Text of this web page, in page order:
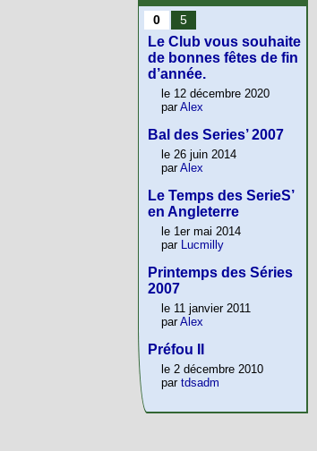
0 5
Le Club vous souhaite
de bonnes fêtes de fin
d’année.
le 12 décembre 2020
parAlex
Bal des Series’ 2007
le 26 juin 2014
parAlex
Le Temps des SerieS’
en Angleterre
le 1er mai 2014
par
Lucmilly
Printemps des Séries
2007
le 11 janvier 2011
parAlex
Préfou II
le 2 décembre 2010
par tdsadm